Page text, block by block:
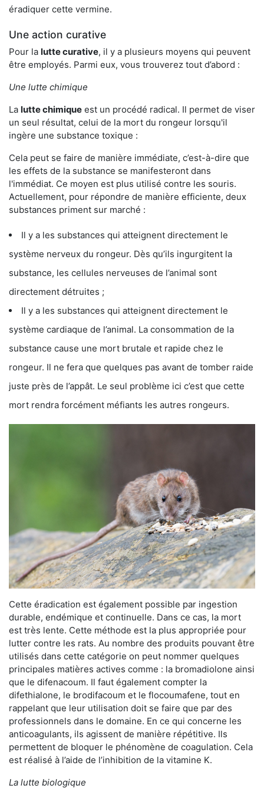
éradiquer cette vermine.
Une action curative
Pour la lutte curative, il y a plusieurs moyens qui peuvent
être employés. Parmi eux, vous trouverez tout d’abord :
Une lutte chimique
La lutte chimique est un procédé radical. Il permet de viser
un seul résultat, celui de la mort du rongeur lorsqu'il
ingère une substance toxique :
Cela peut se faire de manière immédiate, c’est-à-dire que
les effets de la substance se manifesteront dans
l'immédiat. Ce moyen est plus utilisé contre les souris.
Actuellement, pour répondre de manière efficiente, deux
substances priment sur marché :
Il y a les substances qui atteignent directement le
système nerveux du rongeur. Dès qu’ils ingurgitent la
substance, les cellules nerveuses de l’animal sont
directement détruites ;
Il y a les substances qui atteignent directement le
système cardiaque de l’animal. La consommation de la
substance cause une mort brutale et rapide chez le
rongeur. Il ne fera que quelques pas avant de tomber raide
juste près de l’appât. Le seul problème ici c’est que cette
mort rendra forcément méfiants les autres rongeurs.
Cette éradication est également possible par ingestion
durable, endémique et continuelle. Dans ce cas, la mort
est très lente. Cette méthode est la plus appropriée pour
lutter contre les rats. Au nombre des produits pouvant être
utilisés dans cette catégorie on peut nommer quelques
principales matières actives comme : la bromadiolone ainsi
que le difenacoum. Il faut également compter la
difethialone, le brodifacoum et le flocoumafene, tout en
rappelant que leur utilisation doit se faire que par des
professionnels dans le domaine. En ce qui concerne les
anticoagulants, ils agissent de manière répétitive. Ils
permettent de bloquer le phénomène de coagulation. Cela
est réalisé à l’aide de l’inhibition de la vitamine K.
La lutte biologique